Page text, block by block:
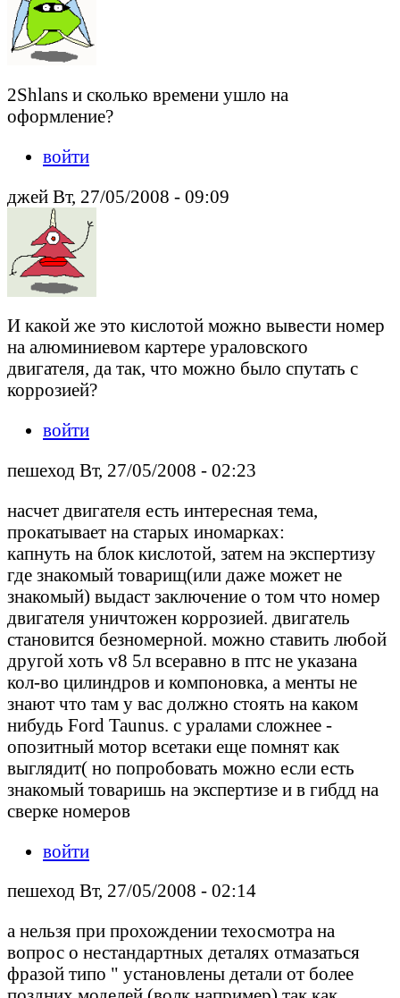
2Shlans и сколько времени ушло на
оформление?
войти
джей Вт, 27/05/2008 - 09:09
И какой же это кислотой можно вывести номер
на алюминиевом картере ураловского
двигателя, да так, что можно было спутать с
коррозией?
войти
пешеход Вт, 27/05/2008 - 02:23
насчет двигателя есть интересная тема,
прокатывает на старых иномарках:
капнуть на блок кислотой, затем на экспертизу
где знакомый товарищ(или даже может не
знакомый) выдаст заключение о том что номер
двигателя уничтожен коррозией. двигатель
становится безномерной. можно ставить любой
другой хоть v8 5л всеравно в птс не указана
кол-во цилиндров и компоновка, а менты не
знают что там у вас должно стоять на каком
нибудь Ford Taunus. c уралами сложнее -
опозитный мотор всетаки еще помнят как
выглядит( но попробовать можно если есть
знакомый товаришь на экспертизе и в гибдд на
сверке номеров
войти
пешеход Вт, 27/05/2008 - 02:14
а нельзя при прохождении техосмотра на
вопрос о нестандартных деталях отмазаться
фразой типо " установлены детали от более